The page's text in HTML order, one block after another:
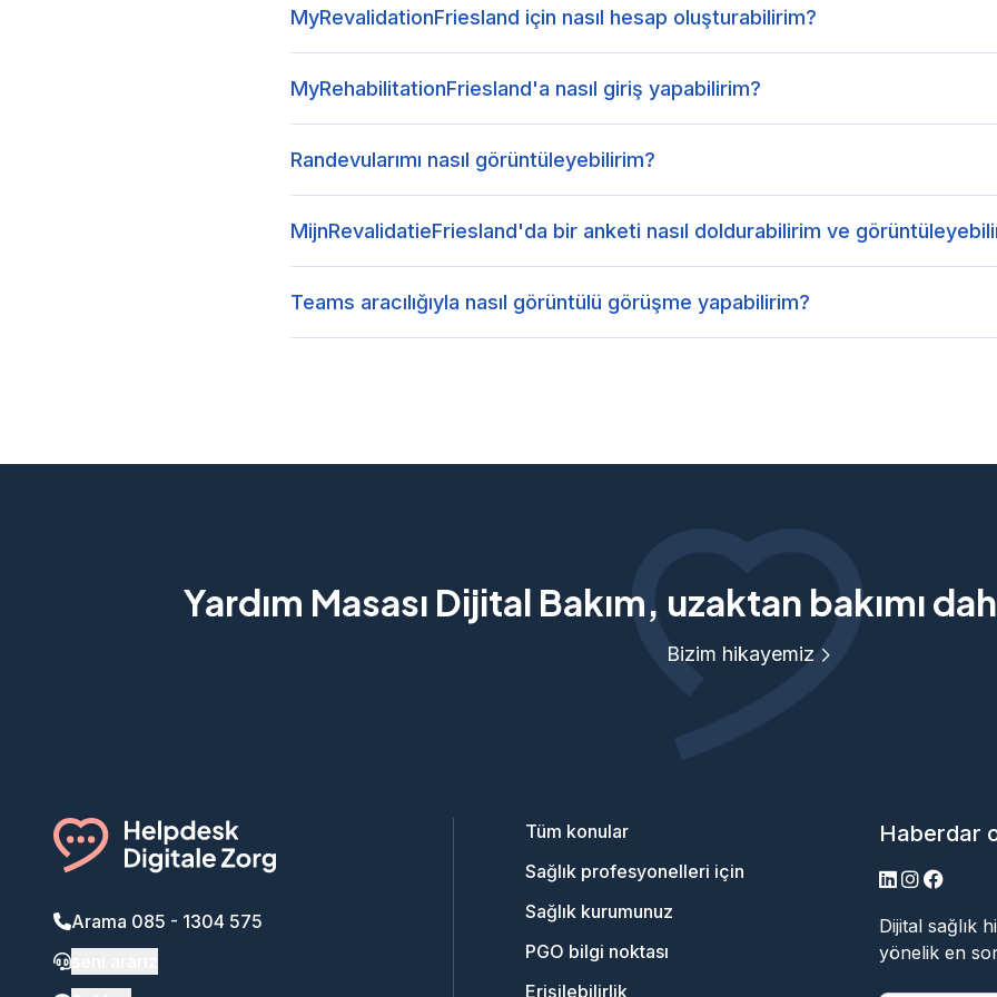
MyRevalidationFriesland için nasıl hesap oluşturabilirim?
MyRehabilitationFriesland'a nasıl giriş yapabilirim?
Randevularımı nasıl görüntüleyebilirim?
MijnRevalidatieFriesland'da bir anketi nasıl doldurabilirim ve
Teams aracılığıyla nasıl görüntülü görüşme yapabilirim?
Yardım Masası Dijital Bakım, uzaktan bakımı
Bizim hikayemiz
Arama 085 - 1304 575
Tüm konular
Sağlık profesyonelleri için
Sağlık kurumunuz
PGO bilgi noktası
Erişilebilirlik
Haberdar
LinkedIn
Instagram
Dijital sağlık
yönelik en